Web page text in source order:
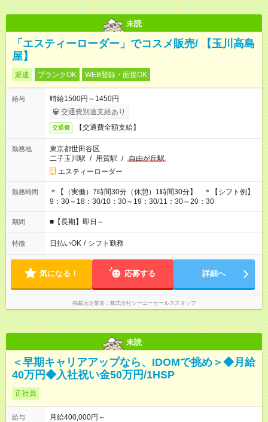
未読
「エスティーローダー」でコスメ販売/ 【玉川高島
屋】
派遣 ブランクOK WEB登録・面接OK
給与
時給1500円～1450円
交通費別途支給あり
交通費 【交通費全額支給】
勤務地
東京都世田谷区
二子玉川駅 / 用賀駅 / 自由が丘駅
エスティーローダー
勤務時間
＊【（実働）7時間30分（休憩）1時間30分】 ＊【シフト例】
9：30～18：30/10：30～19：30/11：30～20：30
期間 ■【長期】即日～
特徴 日払いOK / シフト勤務
気になる！ 応募する 詳細へ
掲載元企業名 株式会社シーエーセールススタッフ
未読
＜早期キャリアアップなら、IDOMで挑め＞◆月給
40万円◆入社祝い金50万円/1HSP
正社員
給与
月給400,000円～